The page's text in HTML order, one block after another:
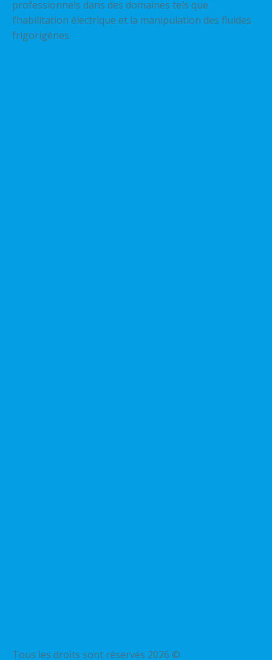
professionnels dans des domaines tels que
l’habilitation électrique et la manipulation des fluides
frigorigènes.
Tous les droits sont réservés 2026 ©